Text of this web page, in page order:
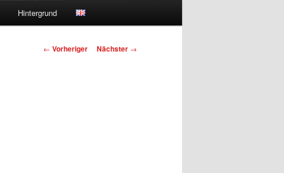
Hintergrund
Beitragsnavigation
← Vorheriger Nächster →